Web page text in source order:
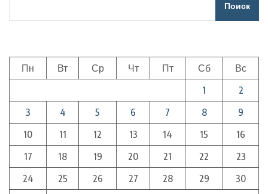
Поиск
Пн Вт Ср Чт Пт Сб
Вс
1
2
3
4 5 6 7 8
9
10
11 12 13 14 15
16
17
18 19 20 21 22
23
24
25 26 27 28 29
30